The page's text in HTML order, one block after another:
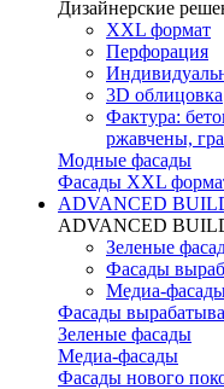
Дизайнерские
XXL формат
Перфорация
3D облицовка
Фактура:
ржавчены,
Модные фасады
Фасады XXL
ADVANCED
ADVANCED
Зеленые
Фасады
Медиа-
Фасады
Зеленые фасады
Медиа-фасады
Фасады нового